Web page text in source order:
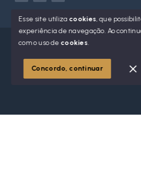
© Copyright 2026 - Jean Orso Imóveis -
SITE PARA IMOBILIARIA
Esse site utiliza cookies, que
experiência de navegação.Ao
com o uso de cookies.
Concordo, continuar